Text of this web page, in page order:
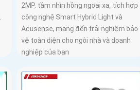
2MP, tầm nhìn hồng ngoại xa, tích hợp
công nghệ Smart Hybrid Light và
Acusense, mang đến trải nghiệm bảo
vệ toàn diện cho ngôi nhà và doanh
nghiệp của bạn